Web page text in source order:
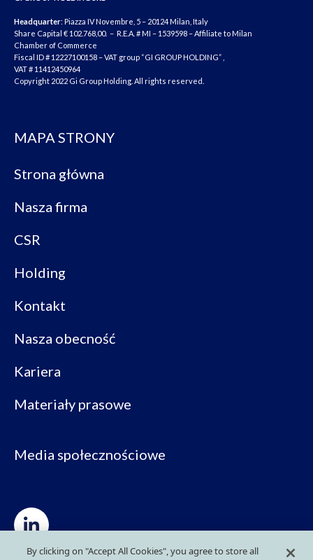
Headquarter: Piazza IV Novembre, 5 – 20124 Milan, Italy
Share Capital € 102.768,00. – R.E.A. # MI – 1539598 – Affiliate to Milan
Chamber of Commerce
Fiscal ID # 12227100158 – VAT group “GI GROUP HOLDING” ,
VAT # 11412450964
Copyright 2022 Gi Group Holding. All rights reserved.
MAPA STRONY
Strona główna
Nasza firma
CSR
Holding
Kontakt
Nasza obecność
Kariera
Materiały prasowe
Media społecznościowe
By clicking on "Accept All Cookies", you agree to store all